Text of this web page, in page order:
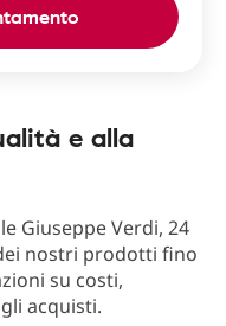
e alla
Giuseppe Verdi, 24
nostri prodotti fino
su costi,
acquisti.